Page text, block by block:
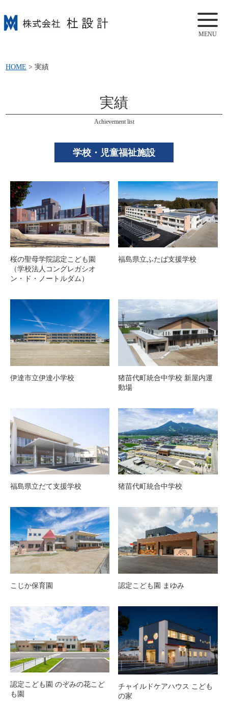
MENU
HOME >実績
実績
Achievement list
学校・児童福祉施設
桜の聖母学院認定こども園
（学校法人コングレガシオ
ン・ド・ノートルダム）
福島県立ふたば支援学校
伊達市立伊達小学校
猪苗代町統合中学校 新屋内運
動場
福島県立だて支援学校 猪苗代町統合中学校
こじか保育園 認定こども園 まゆみ
認定こども園 のぞみの花こど
も園
チャイルドケアハウス こども
の家